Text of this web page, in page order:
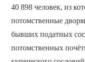
40 898 человек, из
потомственные
бывших податных
потомственных